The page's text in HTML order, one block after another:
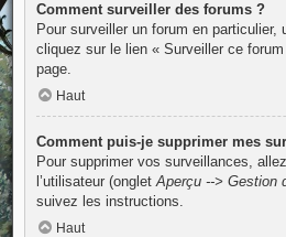
Comment surveiller des forums ?
Pour surveiller un forum en particulier,
cliquez sur le lien « Surveiller ce
page.
Haut
Comment puis-je supprimer mes
Pour supprimer vos surveillances,
l’utilisateur (onglet Aperçu --> Gestion
suivez les instructions.
Haut